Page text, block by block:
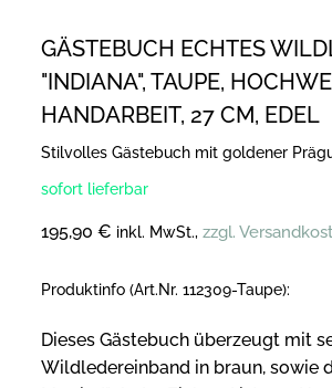
GÄSTEBUCH ECHTES
"INDIANA", TAUPE,
HANDARBEIT, 27 CM, EDEL
Stilvolles Gästebuch mit goldener
sofort lieferbar
195,90 € inkl. MwSt., zzgl.
Produktinfo (Art.Nr. 112309-Taupe):
Dieses Gästebuch überzeugt mit
Wildledereinband in braun, sowie